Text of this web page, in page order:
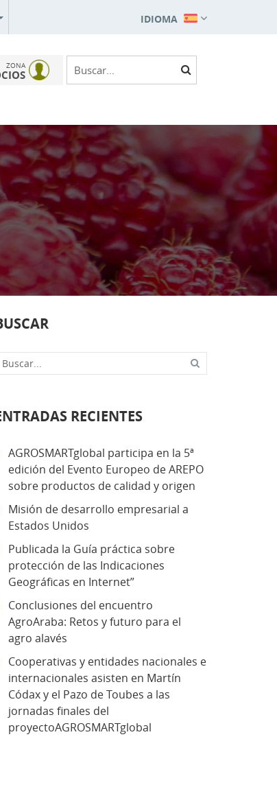
IDIOMA
ZONA
Buscar...
RECIENTES
AGROSMARTglobal participa en la 5ª
edición del Evento Europeo de AREPO
sobre productos de calidad y origen
Misión de desarrollo empresarial a
Estados Unidos
Publicada la Guía práctica sobre
protección de las Indicaciones
Geográficas en Internet”
Conclusiones del encuentro
AgroAraba: Retos y futuro para el
agro alavés
Cooperativas y entidades nacionales e
internacionales asisten en Martín
Códax y el Pazo de Toubes a las
jornadas finales del
proyectoAGROSMARTglobal